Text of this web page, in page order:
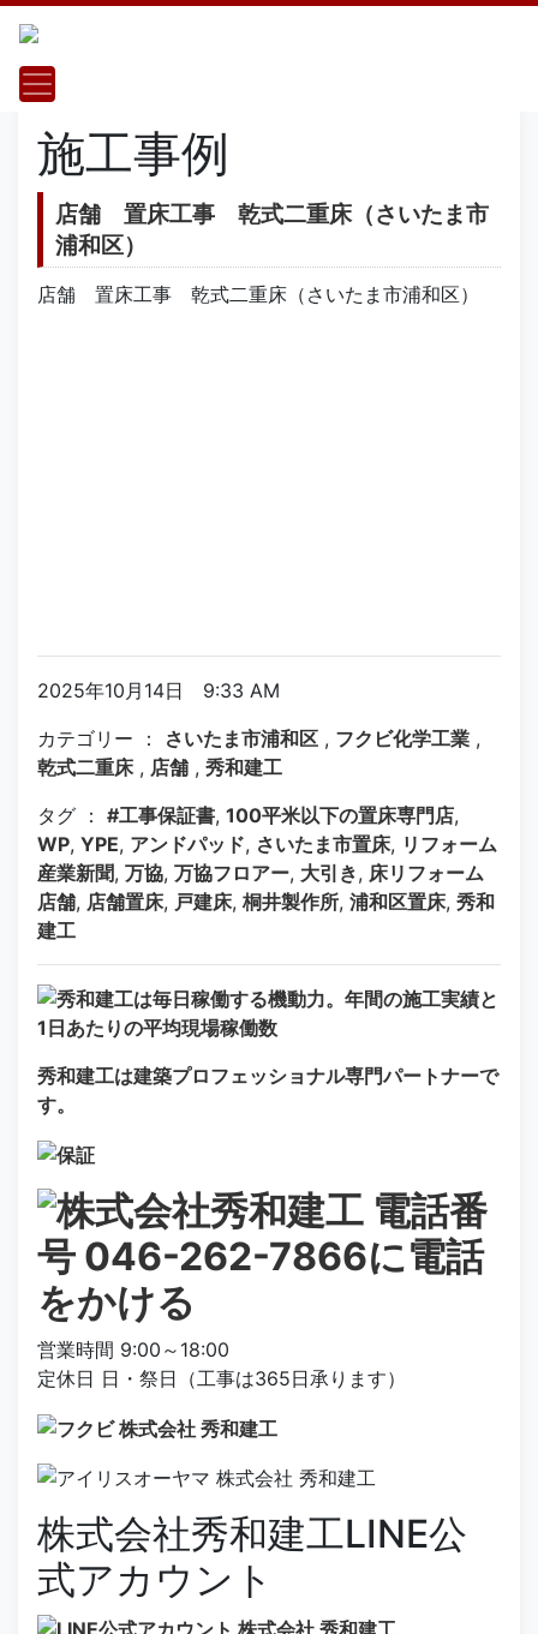
施工事例
店舗 置床工事 乾式二重床（さいたま市
浦和区）
店舗 置床工事 乾式二重床（さいたま市浦和区）
2025年10月14日 9:33 AM
カテゴリー ： さいたま市浦和区 , フクビ化学工業 ,
乾式二重床, 店舗 , 秀和建工
タグ ： #工事保証書, 100平米以下の置床専門店,
WP, YPE, アンドパッド, さいたま市置床, リフォーム
産業新聞, 万協, 万協フロアー, 大引き, 床リフォーム
店舗, 店舗置床, 戸建床, 桐井製作所, 浦和区置床, 秀和
建工
秀和建工は建築プロフェッショナル専門パートナーで
す。
営業時間 9:00～18:00
定休日 日・祭日（工事は365日承ります）
株式会社秀和建工LINE公
式アカウント